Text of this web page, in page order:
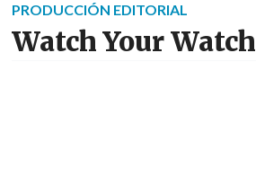
PRODUCCIÓN EDITORIAL
Watch Your Watch